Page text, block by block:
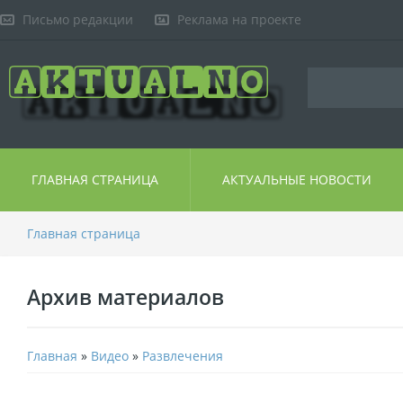
Письмо редакции Реклама на проекте
ГЛАВНАЯ СТРАНИЦА АКТУАЛЬНЫЕ НОВОСТИ
Главная страница
Архив материалов
Главная » Видео » Развлечения